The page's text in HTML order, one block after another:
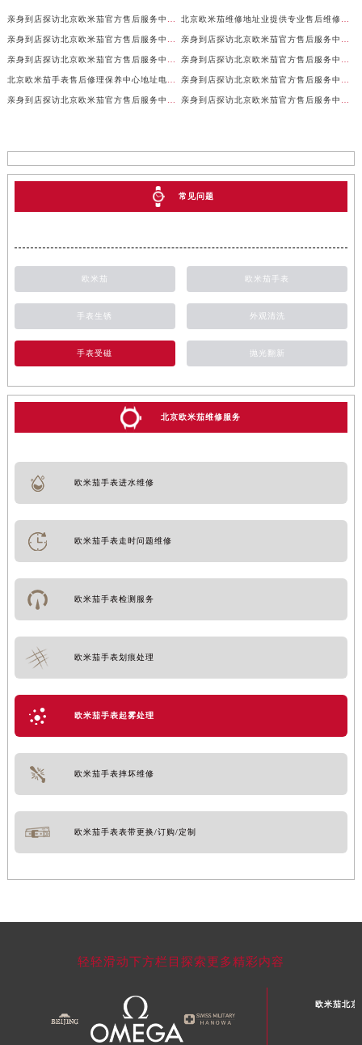
亲身到店探访北京欧米茄官方售后服务中心｜全新地址及售后热线（2026年7月最新） 北京欧米茄维修地址业提供专业售后维修保养服务权威公示（2026年7月最新）
亲身到店探访北京欧米茄官方售后服务中心｜服务电话及详细网点地址（2026年7月最新） 亲身到店探访北京欧米茄官方售后服务中心｜官方地址及联系电话（2026年7月最新）
亲身到店探访北京欧米茄官方售后服务中心｜网点地址及服务电话（2026年7月最新） 亲身到店探访北京欧米茄官方售后服务中心｜完整地址与售后热线（2026年7月最新）
北京欧米茄手表售后修理保养中心地址电话权威公示（2026年7月最新） 亲身到店探访北京欧米茄官方售后服务中心｜全部地址与售后服务电话（2026年7月最新）
亲身到店探访北京欧米茄官方售后服务中心｜最新官方地址及服务电话（2026年7月最新） 亲身到店探访北京欧米茄官方售后服务中心｜最新官方地址和维修热线（2026年7月最新）
常见问题
欧米茄 欧米茄手表
手表生锈 外观清洗
手表受磁 抛光翻新
北京欧米茄维修服务
欧米茄手表进水维修
欧米茄手表走时问题维修
欧米茄手表检测服务
欧米茄手表划痕处理
欧米茄手表起雾处理
欧米茄手表摔坏维修
欧米茄手表表带更换/订购/定制
轻轻滑动下方栏目探索更多精彩内容
欧米茄北京